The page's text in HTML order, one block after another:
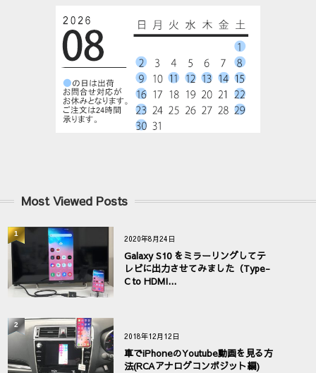
Most Viewed Posts
2020年8月24日
Galaxy S10 をミラーリングしてテ
レビに出力させてみました（Type-
C to HDMI...
1
2018年12月12日
車でiPhoneのYoutube動画を見る方
法(RCAアナログコンポジット編)
2